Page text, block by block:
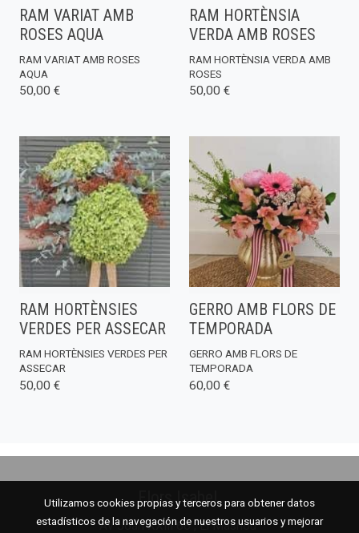
RAM VARIAT AMB
ROSES AQUA
RAM VARIAT AMB ROSES
AQUA
50,00 €
RAM HORTÈNSIA
VERDA AMB ROSES
RAM HORTÈNSIA VERDA AMB
ROSES
50,00 €
RAM HORTÈNSIES
VERDES PER ASSECAR
RAM HORTÈNSIES VERDES PER
ASSECAR
50,00 €
GERRO AMB FLORS DE
TEMPORADA
GERRO AMB FLORS DE
TEMPORADA
60,00 €
Flors Isabel
Av Joan XXIII 66 , El Masnou
Utilizamos cookies propias y terceros para obtener datos
estadísticos de la navegación de nuestros usuarios y mejorar